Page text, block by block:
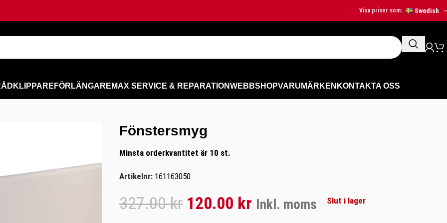
Visa priser som: Swedish
KLIPPARE FÖRLÄNGARE MAX SERVICE & REPARATIONWEBBSHOPVARUMÄRKEN KONTAKTA OSS
Fönstersmyg
Minsta orderkvantitet är 10 st.
Artikelnr: 161163050
327.00kr 120.00 kr Inkl. moms Slut i lager